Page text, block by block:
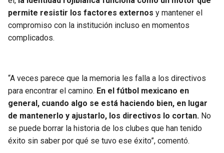
permite resistir los factores externos y mantener el
compromiso con la institución incluso en momentos
complicados.
“A veces parece que la memoria les falla a los directivos
para encontrar el camino. En el fútbol mexicano en
general, cuando algo se está haciendo bien, en lugar
de mantenerlo y ajustarlo, los directivos lo cortan. No
se puede borrar la historia de los clubes que han tenido
éxito sin saber por qué se tuvo ese éxito”, comentó.